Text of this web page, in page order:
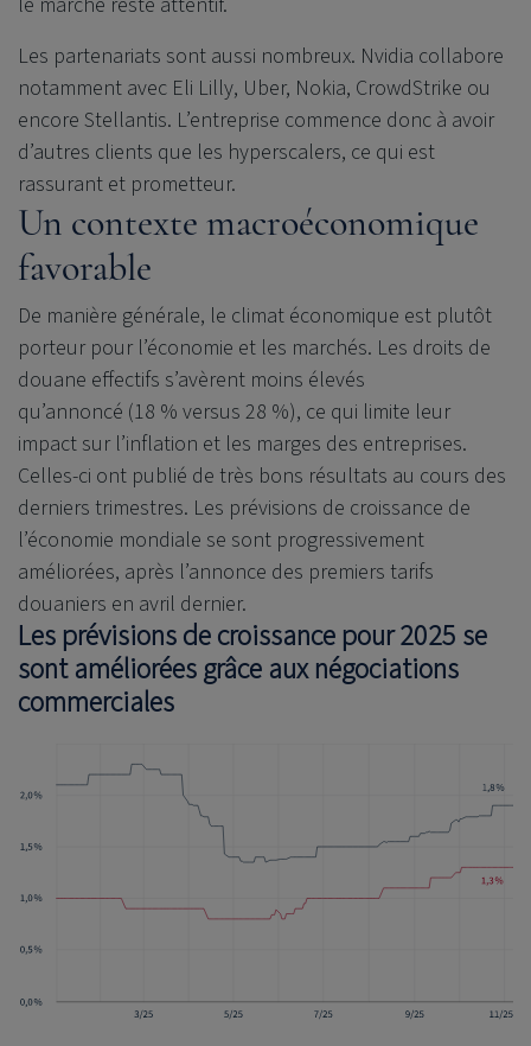
Les partenariats sont aussi nombreux. Nvidia collabore
notamment avec Eli Lilly, Uber, Nokia, CrowdStrike ou
encore Stellantis. L’entreprise commence donc à avoir
d’autres clients que les hyperscalers, ce qui est
rassurant et prometteur.
Un contexte macroéconomique
favorable
De manière générale, le climat économique est plutôt
porteur pour l’économie et les marchés. Les droits de
douane effectifs s’avèrent moins élevés
qu’annoncé (18 % versus 28 %), ce qui limite leur
impact sur l’inflation et les marges des entreprises.
Celles-ci ont publié de très bons résultats au cours des
derniers trimestres. Les prévisions de croissance de
l’économie mondiale se sont progressivement
améliorées, après l’annonce des premiers tarifs
douaniers en avril dernier.
Les prévisions de croissance pour 2025 se
sont améliorées grâce aux négociations
commerciales